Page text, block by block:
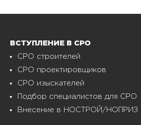
ВСТУПЛЕНИЕ В СРО
СРО строителей
СРО проектировщиков
СРО изыскателей
Подбор специалистов для СРО
Внесение в НОСТРОЙ/НОПРИЗ